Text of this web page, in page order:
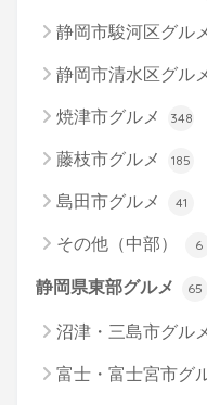
静岡市駿河区グル
静岡市清水区グル
焼津市グルメ 348
藤枝市グルメ 185
島田市グルメ 41
その他（中部） 6
静岡県東部グルメ 65
沼津・三島市グル
富士・富士宮市グ